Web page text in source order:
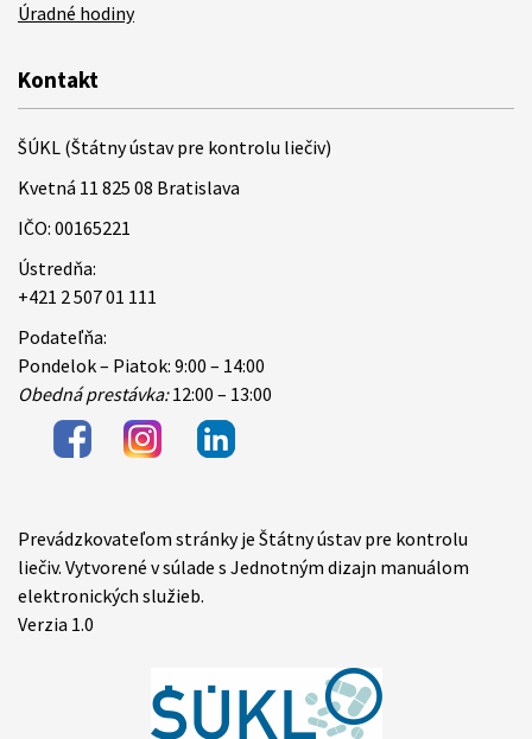
Úradné hodiny
Kontakt
ŠÚKL (Štátny ústav pre kontrolu liečiv)
Kvetná 11 825 08 Bratislava
IČO: 00165221
Ústredňa:
+421 2 507 01 111
Podateľňa:
Pondelok – Piatok: 9:00 – 14:00
Obedná prestávka:12:00 – 13:00
Items
Prevádzkovateľom stránky je Štátny ústav pre kontrolu
liečiv. Vytvorené v súlade s Jednotným dizajn manuálom
elektronických služieb.
Verzia 1.0